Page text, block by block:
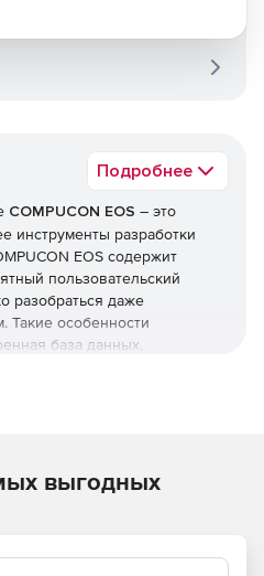
Подробнее
COMPUCON EOS – это
инструменты разработки
EOS содержит
пользовательский
разобраться даже
Такие особенности
база данных,
EOS:
выгодных